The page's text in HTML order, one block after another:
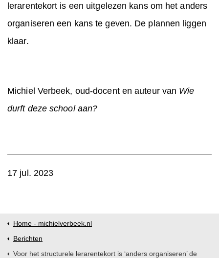
lerarentekort is een uitgelezen kans om het anders
organiseren een kans te geven. De plannen liggen
klaar.
Michiel Verbeek, oud-docent en auteur van Wie
durft deze school aan?
17 jul. 2023
Home - michielverbeek.nl
Berichten
Voor het structurele lerarentekort is ‘anders organiseren’ de